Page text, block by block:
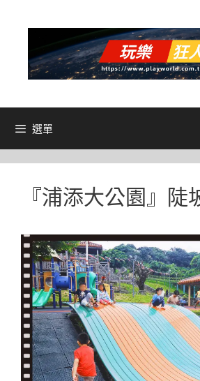
選單
『浦添大公園』陡